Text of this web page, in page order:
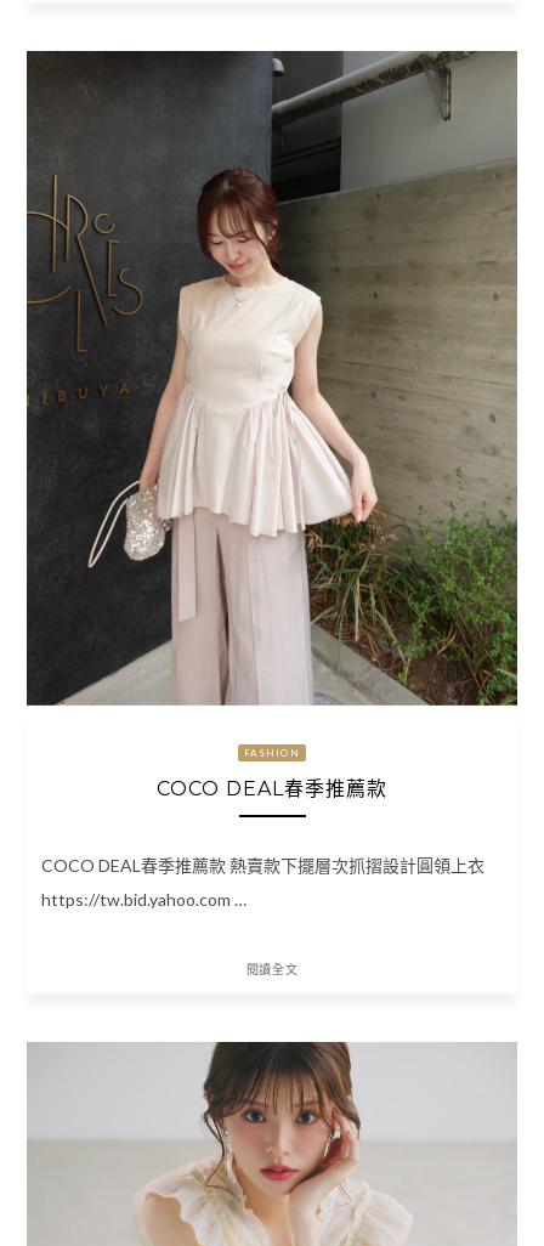
FASHION
COCO DEAL春季推薦款
COCO DEAL春季推薦款 熱賣款下擺層次抓摺設計圓領上衣
https://tw.bid.yahoo.com …
閱讀全文